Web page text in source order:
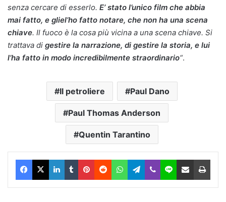
senza cercare di esserlo. E’ stato l’unico film che abbia
mai fatto, e gliel’ho fatto notare, che non ha una scena
chiave. Il fuoco è la cosa più vicina a una scena chiave. Si
trattava di gestire la narrazione, di gestire la storia, e lui
l’ha fatto in modo incredibilmente straordinario“.
Il petroliere Paul Dano
Paul Thomas Anderson
Quentin Tarantino
Facebook
X LinkedIn
TumblrPinterest
RedditWhatsAppTelegram
ViberLine Condividi via Email